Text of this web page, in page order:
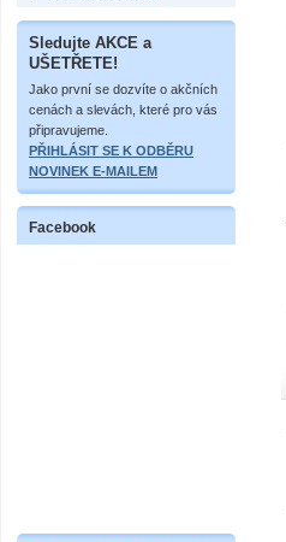
Sledujte AKCE a
UŠETŘETE!
Jako první se dozvíte o akčních
cenách a slevách, které pro vás
připravujeme.
PŘIHLÁSIT SE K ODBĚRU
NOVINEK E-MAILEM
Facebook